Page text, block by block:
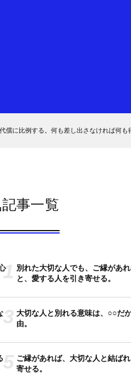
償に比例する。何も差し出さなければ何も
記事一覧
1 別れた大切な人でも、ご縁があ
と、愛する人を引き寄せる。
3 大切な人と別れる意味は、○○だ
由。
5 ご縁があれば、大切な人と結ば
寄せる。